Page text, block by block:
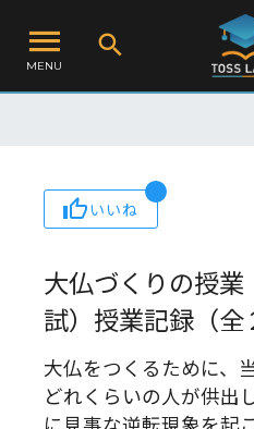
MENU
いいね
大仏づくりの授業
試）授業記録（全
大仏をつくるために、
どれくらいの人が供出